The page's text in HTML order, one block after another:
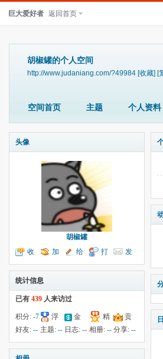
巨大爱好者 返回首页
胡椒罐的个人空间
http://www.judaniang.com/?49984 [收藏] [
空间首页 主题 个人资料
头像
胡椒罐
收
听TA
加
为好友
给
我留言
打
个招呼
发
送消息
统计信息
已有 439 人来访过
积分: -7
浮
云:
金
钱:--
精
华:--
贡
献:--
好友: -- 主题: -- 日志:-- 相册: -- 分享:--